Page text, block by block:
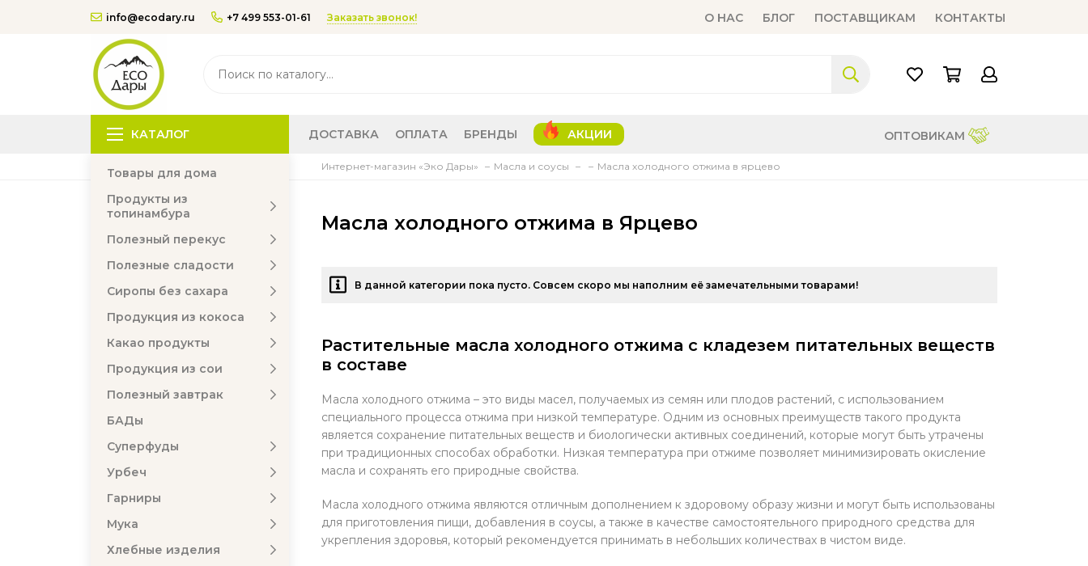
info@ecodary.ru +7 499 553-01-61 Заказать звонок! О НАС БЛОГ ПОСТАВЩИКАМ КОНТАКТЫ
КАТАЛОГ ДОСТАВКА ОПЛАТА БРЕНДЫ АКЦИИ ОПТОВИКАМ
Интернет-магазин «Эко Дары» Масла и соусы Масла холодного отжима в ярцево
Товары для дома
Продукты из
топинамбура
Полезный перекус
Полезные сладости
Сиропы без сахара
Продукция из кокоса
Какао продукты
Продукция из сои
Полезный завтрак
БАДы
Суперфуды
Урбеч
Гарниры
Мука
Хлебные изделия
Масла холодного отжима в Ярцево
В данной категории пока пусто. Совсем скоро мы наполним её замечательными товарами!
Растительные масла холодного отжима с кладезем питательных веществ
в составе
Масла холодного отжима – это виды масел, получаемых из семян или плодов растений, с использованием
специального процесса отжима при низкой температуре. Одним из основных преимуществ такого продукта
является сохранение питательных веществ и биологически активных соединений, которые могут быть утрачены
при традиционных способах обработки. Низкая температура при отжиме позволяет минимизировать окисление
масла и сохранять его природные свойства.
Масла холодного отжима являются отличным дополнением к здоровому образу жизни и могут быть использованы
для приготовления пищи, добавления в соусы, а также в качестве самостоятельного природного средства для
укрепления здоровья, который рекомендуется принимать в небольших количествах в чистом виде.